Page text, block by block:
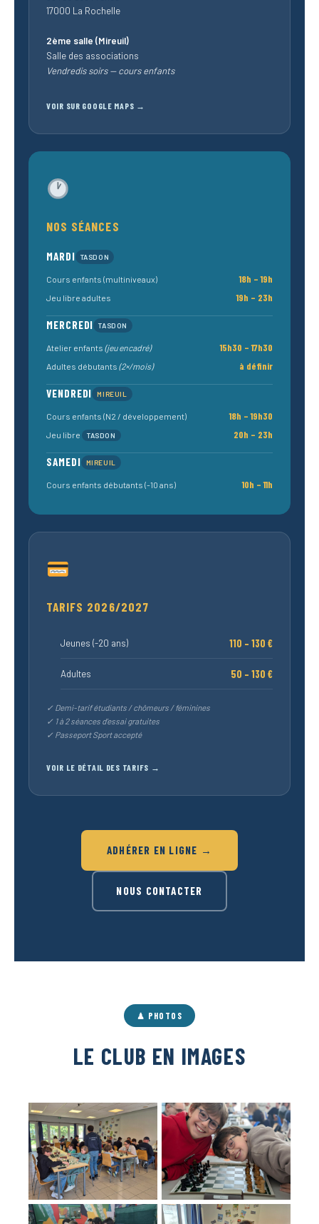
17000 La Rochelle
2ème salle (Mireuil)
Salle des associations
Vendredis soirs — cours enfants
VOIR SUR GOOGLE MAPS →
NOS SÉANCES
MARDI TASDON
Cours enfants (multiniveaux) 18h – 19h
Jeu libre adultes 19h – 23h
MERCREDI TASDON
Atelier enfants (jeu encadré) 15h30 – 17h30
Adultes débutants (2×/mois) à définir
VENDREDI MIREUIL
Cours enfants (N2 / développement) 18h – 19h30
Jeu libre TASDON 20h – 23h
SAMEDI MIREUIL
Cours enfants débutants (-10 ans) 10h – 11h
TARIFS 2026/2027
Jeunes (-20 ans) 110 – 130 €
Adultes 50 – 130 €
✓ Demi-tarif étudiants / chômeurs / féminines
✓ 1 à 2 séances d’essai gratuites
✓ Passeport Sport accepté
VOIR LE DÉTAIL DES TARIFS →
ADHÉRER EN LIGNE →
NOUS CONTACTER
♟ PHOTOS
LE CLUB EN IMAGES